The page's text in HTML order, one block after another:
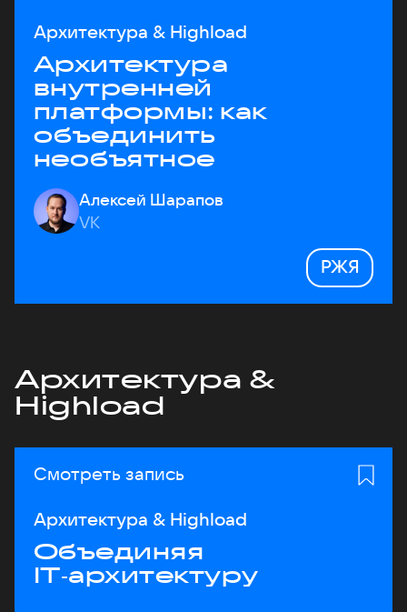
Архитектура & Highload
Архитектура
внутренней
платформы: как
объединить
необъятное
Алексей Шарапов
VK
РЖЯ
Архитектура &
Highload
Смотреть запись
Архитектура & Highload
Объединяя
IT‑архитектуру